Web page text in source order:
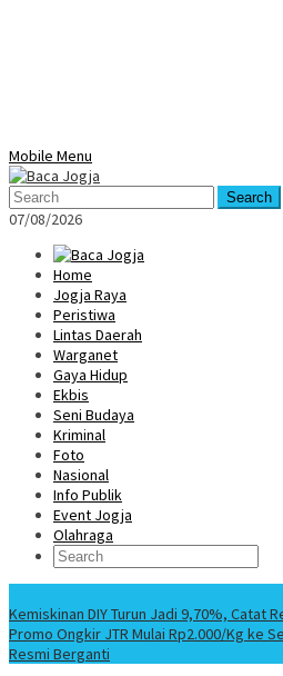
Mobile Menu
Search
07/08/2026
Home
Jogja Raya
Peristiwa
Lintas Daerah
Warganet
Gaya Hidup
Ekbis
Seni Budaya
Kriminal
Foto
Nasional
Info Publik
Event Jogja
Olahraga
Kemiskinan DIY Turun Jadi 9,70%, Catat
Promo Ongkir JTR Mulai Rp2.000/Kg ke
Resmi Berganti